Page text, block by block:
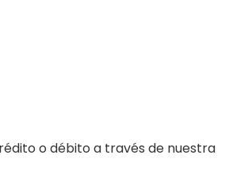
o débito a través de nuestra